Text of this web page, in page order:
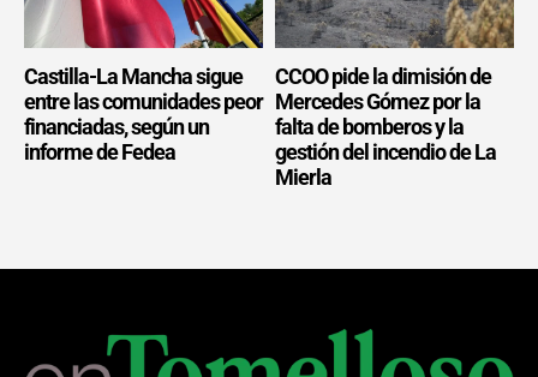
Castilla-La Mancha sigue
entre las comunidades peor
financiadas, según un
informe de Fedea
CCOO pide la dimisión de
Mercedes Gómez por la
falta de bomberos y la
gestión del incendio de La
Mierla